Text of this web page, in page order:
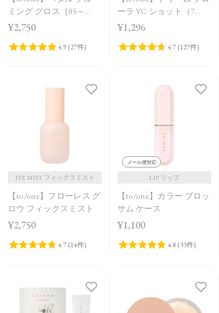
ミング グロス［05～
08］
¥2,750
ーラ VC ショット（7
包）
¥1,296
FIX MIST フィックスミスト
【to/one】フローレス グ
ロウ フィックスミスト
¥2,750
メール便対応
LIP リップ
【to/one】カラー ブロッ
サム ケース
¥1,100